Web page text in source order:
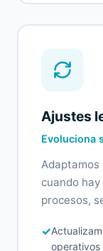
Ajustes
Evoluciona
Adaptamos
cuando
procesos,
✓
operativos